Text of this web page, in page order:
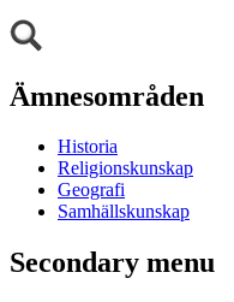
Ämnesområden
Historia
Religionskunskap
Geografi
Samhällskunskap
Secondary menu